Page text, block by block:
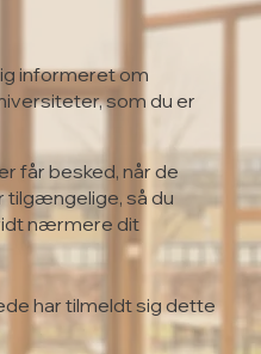
informeret om
som du er
får besked, når de
tilgængelige, så du
nærmere dit
har tilmeldt sig dette